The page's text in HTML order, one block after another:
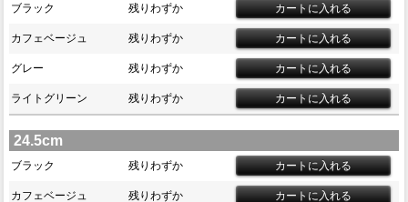
ブラック 残りわずか
カフェベージュ 残りわずか
グレー 残りわずか
ライトグリーン 残りわずか
24.5cm
ブラック 残りわずか
カフェベージュ 残りわずか